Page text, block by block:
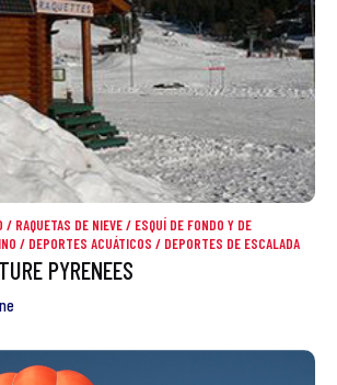
/ RAQUETAS DE NIEVE/ ESQUÍ DE FONDO Y DE
/ DEPORTES ACUÁTICOS / DEPORTES DE ESCALADA
PYRENEES